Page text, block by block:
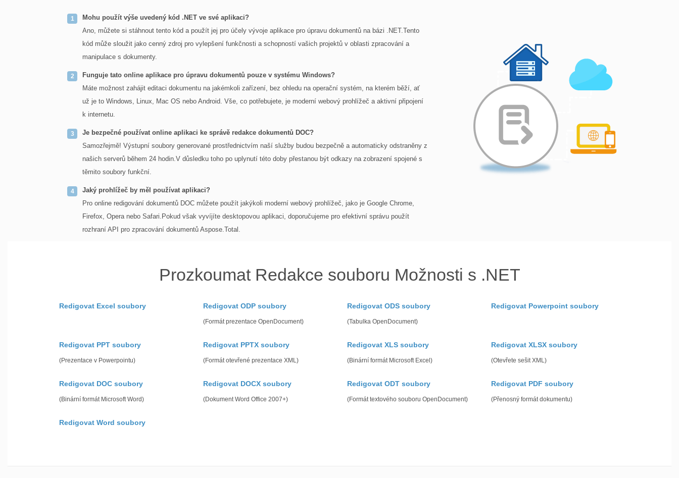
Mohu použít výše uvedený kód .NET ve své aplikaci?
Ano, můžete si stáhnout tento kód a použít jej pro účely vývoje aplikace pro úpravu dokumentů na bázi .NET.Tento
kód může sloužit jako cenný zdroj pro vylepšení funkčnosti a schopností vašich projektů v oblasti zpracování a
manipulace s dokumenty.
Funguje tato online aplikace pro úpravu dokumentů pouze v systému Windows?
Máte možnost zahájit editaci dokumentu na jakémkoli zařízení, bez ohledu na operační systém, na kterém běží, ať
už je to Windows, Linux, Mac OS nebo Android. Vše, co potřebujete, je moderní webový prohlížeč a aktivní připojení
k internetu.
Je bezpečné používat online aplikaci ke správě redakce dokumentů DOC?
Samozřejmě! Výstupní soubory generované prostřednictvím naší služby budou bezpečně a automaticky odstraněny z
našich serverů během 24 hodin.V důsledku toho po uplynutí této doby přestanou být odkazy na zobrazení spojené s
těmito soubory funkční.
Jaký prohlížeč by měl používat aplikaci?
Pro online redigování dokumentů DOC můžete použít jakýkoli moderní webový prohlížeč, jako je Google Chrome,
Firefox, Opera nebo Safari.Pokud však vyvíjíte desktopovou aplikaci, doporučujeme pro efektivní správu použít
rozhraní API pro zpracování dokumentů Aspose.Total.
Prozkoumat Redakce souboru Možnosti s .NET
Redigovat Excel soubory Redigovat ODP soubory
(Formát prezentace OpenDocument)
Redigovat ODS soubory
(Tabulka OpenDocument)
Redigovat Powerpoint soubory
Redigovat PPT soubory
(Prezentace v Powerpointu)
Redigovat PPTX soubory
(Formát otevřené prezentace XML)
Redigovat XLS soubory
(Binární formát Microsoft Excel)
Redigovat XLSX soubory
(Otevřete sešit XML)
Redigovat DOC soubory
(Binární formát Microsoft Word)
Redigovat DOCX soubory
(Dokument Word Office 2007+)
Redigovat ODT soubory
(Formát textového souboru OpenDocument)
Redigovat PDF soubory
(Přenosný formát dokumentu)
Redigovat Word soubory